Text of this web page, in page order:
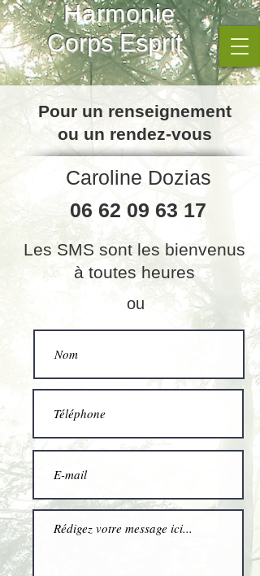
Corps Esprit
Harmonie
Pour un renseignement
ou un rendez-vous
Caroline Dozias
06 62 09 63 17
Les SMS sont les bienvenus
à toutes heures
ou